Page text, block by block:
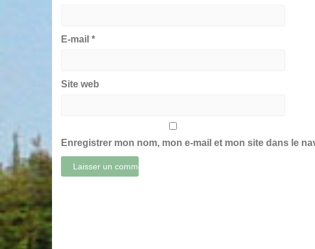
E-mail *
Site web
Enregistrer mon nom, mon e-mail et mon site dans le